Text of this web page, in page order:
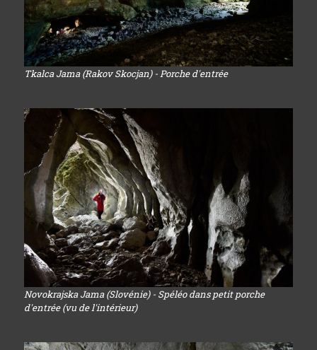
Tkalca Jama (Rakov Skocjan) - Porche d'entrée
Novokrajska Jama (Slovénie) - Spéléo dans petit porche
d'entrée (vu de l'intérieur)